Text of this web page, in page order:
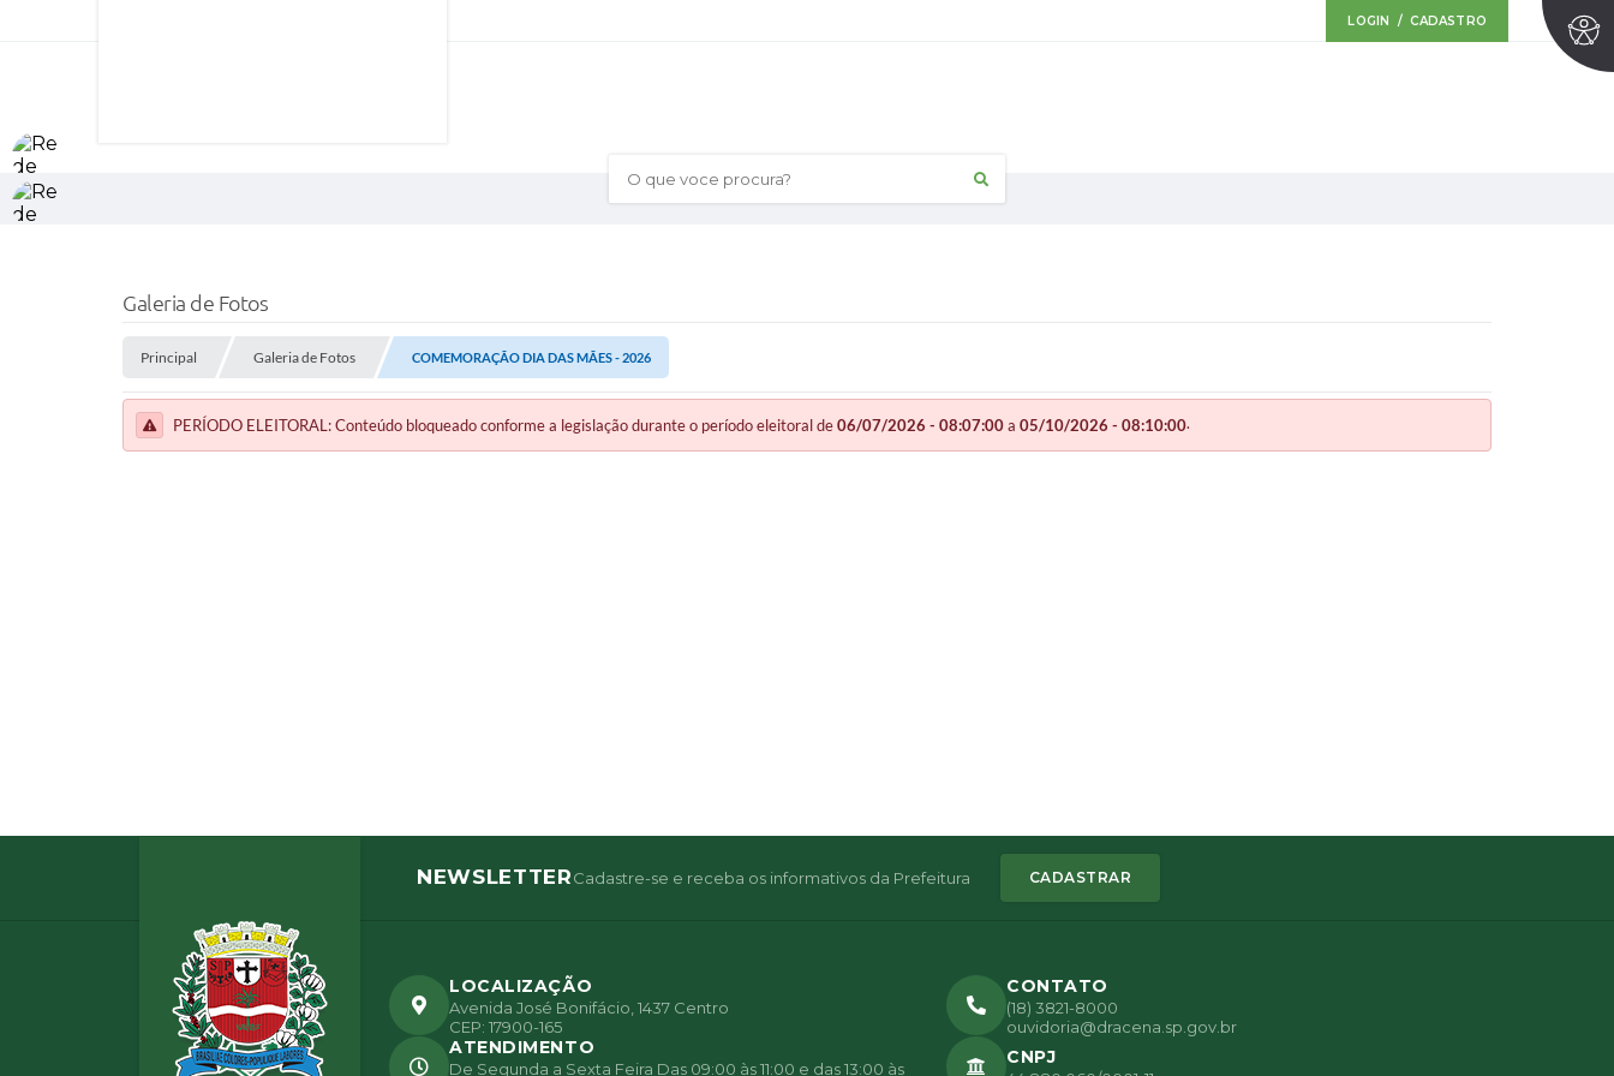
LOGIN / CADASTRO
O que voce procura?
Galeria de Fotos
Principal Galeria de Fotos COMEMORAÇÃO DIA DAS MÃES - 2026
PERÍODO ELEITORAL: Conteúdo bloqueado conforme a legislação durante o período eleitoral de06/07/2026 - 08:07:00a 05/10/2026 - 08:10:00.
NEWSLETTERCadastre-se e receba os informativos da Prefeitura CADASTRAR
LOCALIZAÇÃO
Avenida José Bonifácio, 1437 Centro
CEP: 17900-165
CONTATO
(18) 3821-8000
ouvidoria@dracena.sp.gov.br
ATENDIMENTO
De Segunda a Sexta Feira Das 09:00 às 11:00 e das 13:00 às
CNPJ